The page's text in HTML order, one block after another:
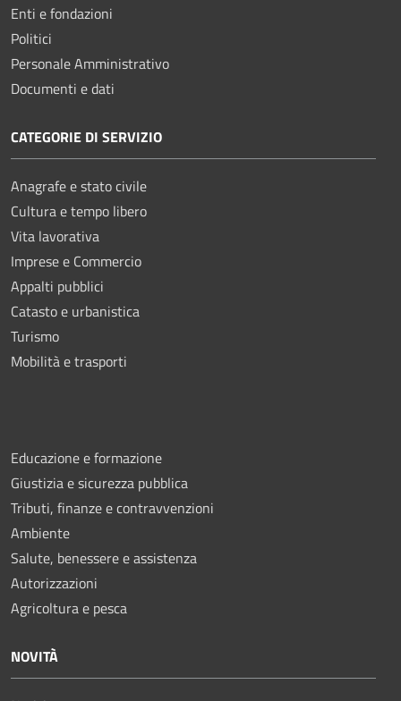
Enti e fondazioni
Politici
Personale Amministrativo
Documenti e dati
CATEGORIE DI SERVIZIO
Anagrafe e stato civile
Cultura e tempo libero
Vita lavorativa
Imprese e Commercio
Appalti pubblici
Catasto e urbanistica
Turismo
Mobilità e trasporti
Educazione e formazione
Giustizia e sicurezza pubblica
Tributi, finanze e contravvenzioni
Ambiente
Salute, benessere e assistenza
Autorizzazioni
Agricoltura e pesca
NOVITÀ